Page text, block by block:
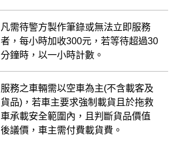
凡需待警方製作筆錄或無法立即服務
者，每小時加收300元，若等待超過30
分鐘時，以一小時計數。
服務之車輛需以空車為主(不含載客及
貨品)，若車主要求強制載貨且於拖救
車承載安全範圍內，且判斷貨品價值
後議價，車主需付費載貨費。